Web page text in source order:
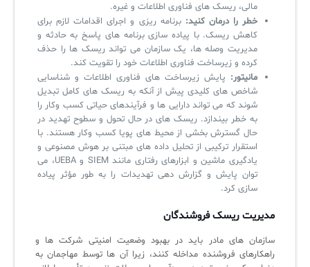
مالی، ریسک های فناوری اطلاعات و غیره.
خطر را درمان کنید: برنامه ریزی و اجرای اقدامات لازم برای
کاهش ریسک. با پیاده سازی برنامه های پاسخ به حادثه و
مدیریت وصله ها، یک سازمان می تواند ریسک ها را حذف
کرده و زیرساخت فناوری اطلاعات خود را تقویت کند.
مانیتور: پایش زیرساخت های فناوری اطلاعات و شناسایی
شاخص های کلیدی پیش از آنکه به ریسک های کامل تبدیل
شوند که می تواند دارایی ها و فرآیندهای حیاتی کسب وکار را
به خطر بیندازد. ریسک های در حال تحول و سطوح تهدید در
حال گسترش بخشی از محیط های پویا کسب وکار هستند. با
استقرار ترکیبی از تحلیل داده های مبتنی بر هوش مصنوعی و
یادگیری ماشین و ابزارهای رفتاری مانند SIEM و UEBA، می
توان پایش و گزارش دهی تهدیدات را به طور مؤثر پیاده
سازی کرد.
مدیریت ریسک فروشندگان
سازمان های مادر باید در بهبود وضعیت امنیتی شرکت ها و
راهکارهای فروشنده مداخله کنند، زیرا آن ها توسط مهاجمان به